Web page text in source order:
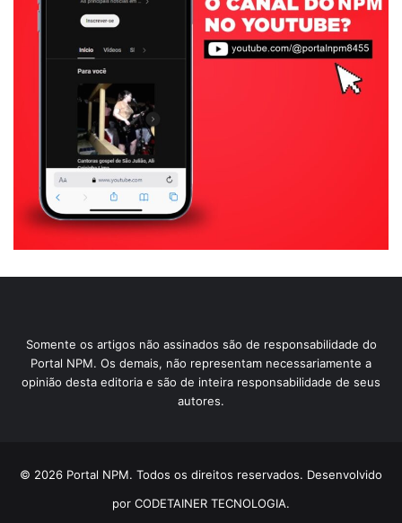
Somente os artigos não assinados são de responsabilidade do
Portal NPM. Os demais, não representam necessariamente a
opinião desta editoria e são de inteira responsabilidade de seus
autores.
© 2026 Portal NPM. Todos os direitos reservados. Desenvolvido
por CODETAINER TECNOLOGIA.